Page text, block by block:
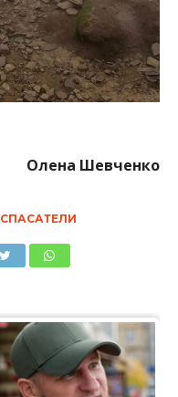
Олена Шевченко
СПАСАТЕЛИ